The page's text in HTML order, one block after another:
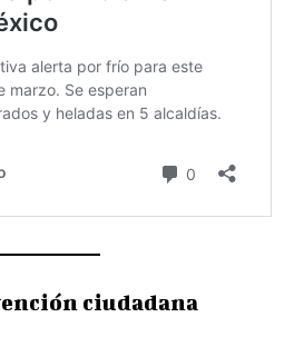
ciudadana